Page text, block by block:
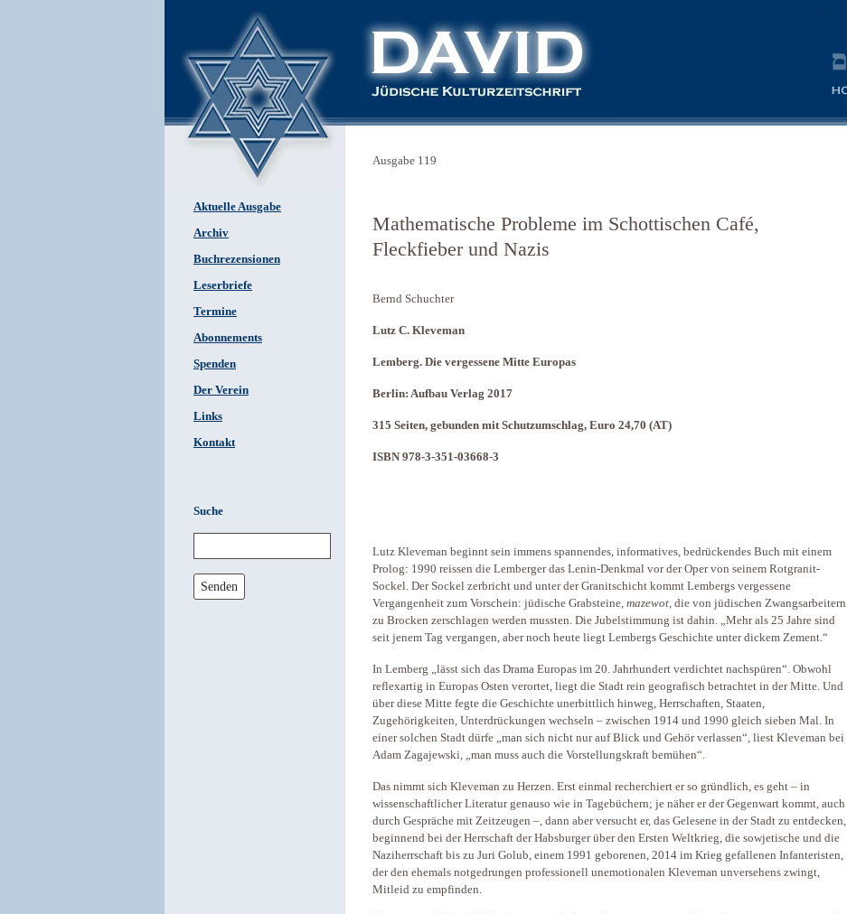
Aktuelle Ausgabe
Archiv
Buchrezensionen
Leserbriefe
Termine
Abonnements
Spenden
Der Verein
Links
Kontakt
Suche
Senden
Ausgabe 119
Mathematische Probleme im Schottischen Café,
Fleckfieber und Nazis
Bernd Schuchter
Lutz C. Kleveman
Lemberg. Die vergessene Mitte Europas
Berlin: Aufbau Verlag 2017
315 Seiten, gebunden mit Schutzumschlag, Euro 24,70 (AT)
ISBN 978-3-351-03668-3
Lutz Kleveman beginnt sein immens spannendes, informatives, bedrückendes Buch mit einem
Prolog: 1990 reissen die Lemberger das Lenin-Denkmal vor der Oper von seinem Rotgranit-
Sockel. Der Sockel zerbricht und unter der Granitschicht kommt Lembergs vergessene
Vergangenheit zum Vorschein: jüdische Grabsteine, mazewot, die von jüdischen Zwangsarbeitern
zu Brocken zerschlagen werden mussten. Die Jubelstimmung ist dahin. „Mehr als 25 Jahre sind
seit jenem Tag vergangen, aber noch heute liegt Lembergs Geschichte unter dickem Zement.“
In Lemberg „lässt sich das Drama Europas im 20. Jahrhundert verdichtet nachspüren“. Obwohl
reflexartig in Europas Osten verortet, liegt die Stadt rein geografisch betrachtet in der Mitte. Und
über diese Mitte fegte die Geschichte unerbittlich hinweg, Herrschaften, Staaten,
Zugehörigkeiten, Unterdrückungen wechseln – zwischen 1914 und 1990 gleich sieben Mal. In
einer solchen Stadt dürfe „man sich nicht nur auf Blick und Gehör verlassen“, liest Kleveman bei
Adam Zagajewski, „man muss auch die Vorstellungskraft bemühen“.
Das nimmt sich Kleveman zu Herzen. Erst einmal recherchiert er so gründlich, es geht – in
wissenschaftlicher Literatur genauso wie in Tagebüchern; je näher er der Gegenwart kommt, auch
durch Gespräche mit Zeitzeugen –, dann aber versucht er, das Gelesene in der Stadt zu entdecken,
beginnend bei der Herrschaft der Habsburger über den Ersten Weltkrieg, die sowjetische und die
Naziherrschaft bis zu Juri Golub, einem 1991 geborenen, 2014 im Krieg gefallenen Infanteristen,
der den ehemals notgedrungen professionell unemotionalen Kleveman unversehens zwingt,
Mitleid zu empfinden.